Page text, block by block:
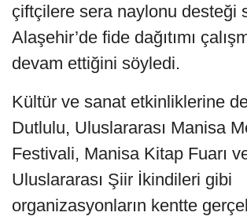
çiftçilere sera naylonu desteği
Alaşehir’de fide dağıtımı
devam ettiğini söyledi.
Kültür ve sanat etkinliklerine
Dutlulu, Uluslararası Manisa
Festivali, Manisa Kitap Fuarı
Uluslararası Şiir İkindileri gibi
organizasyonların kentte